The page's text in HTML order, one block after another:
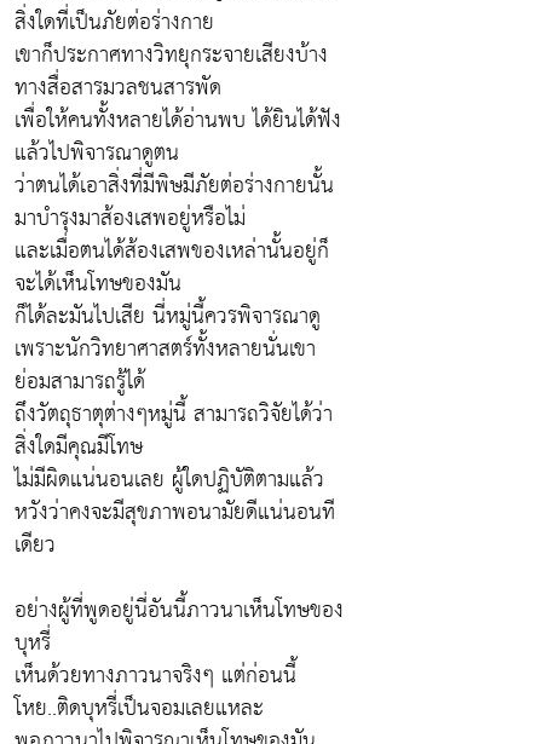
สิ่งใดที่เป็นภัยต่อร่างกาย
เขาก็ประกาศทางวิทยุกระจายเสียงบ้าง
ทางสื่อสารมวลชนสารพัด
เพื่อให้คนทั้งหลายได้อ่านพบ ได้ยินได้ฟัง
แล้วไปพิจารณาดูตน
ว่าตนได้เอาสิ่งที่มีพิษมีภัยต่อร่างกายนั้น
มาบำรุงมาส้องเสพอยู่หรือไม่
และเมื่อตนได้ส้องเสพของเหล่านั้นอยู่ก็
จะได้เห็นโทษของมัน
ก็ได้ละมันไปเสีย นี่หมู่นี้ควรพิจารณาดู
เพราะนักวิทยาศาสตร์ทั้งหลายนั่นเขา
ย่อมสามารถรู้ได้
ถึงวัตถุธาตุต่างๆหมู่นี้ สามารถวิจัยได้ว่า
สิ่งใดมีคุณมีโทษ
ไม่มีผิดแน่นอนเลย ผู้ใดปฏิบัติตามแล้ว
หวังว่าคงจะมีสุขภาพอนามัยดีแน่นอนที
เดียว
อย่างผู้ที่พูดอยู่นี่อันนี้ภาวนาเห็นโทษของ
บุหรี่
เห็นด้วยทางภาวนาจริงๆ แต่ก่อนนี้
โหย..ติดบุหรี่เป็นจอมเลยแหละ